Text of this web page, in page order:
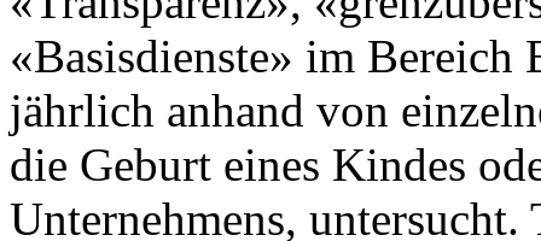
«Basisdienste» im Bereich
jährlich anhand von
die Geburt eines Kindes
Unternehmens,